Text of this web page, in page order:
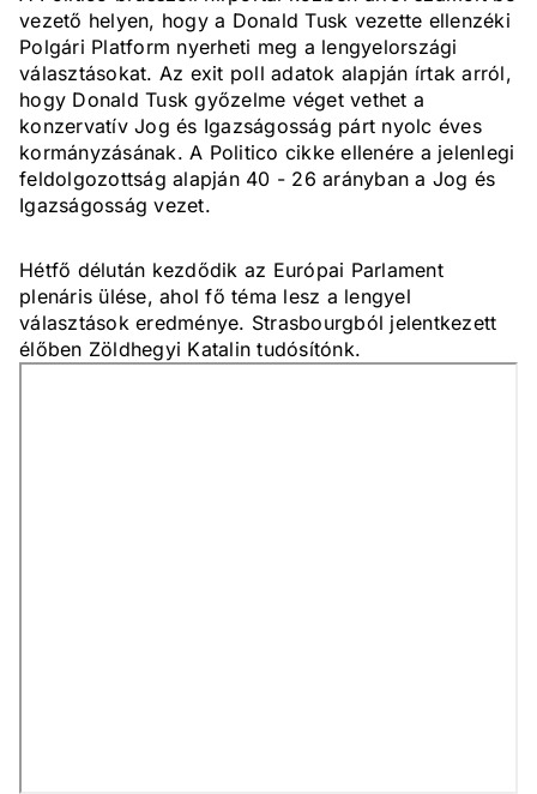
vezető helyen, hogy a Donald Tusk vezette ellenzéki
Polgári Platform nyerheti meg a lengyelországi
választásokat. Az exit poll adatok alapján írtak arról,
hogy Donald Tusk győzelme véget vethet a
konzervatív Jog és Igazságosság párt nyolc éves
kormányzásának. A Politico cikke ellenére a jelenlegi
feldolgozottság alapján 40 - 26 arányban a Jog és
Igazságosság vezet.
Hétfő délután kezdődik az Európai Parlament
plenáris ülése, ahol fő téma lesz a lengyel
választások eredménye. Strasbourgból jelentkezett
élőben Zöldhegyi Katalin tudósítónk.